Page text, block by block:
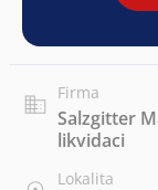
Firma
Salzgitter
likvidaci
Lokalita